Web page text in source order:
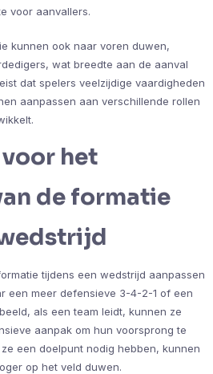
voor aanvallers.
kunnen ook naar voren duwen,
wat breedte aan de aanval
dat spelers veelzijdige vaardigheden
aanpassen aan verschillende rollen
het
de formatie
tijdens een wedstrijd aanpassen
een meer defensieve 3-4-2-1 of een
als een team leidt, kunnen ze
aanpak om hun voorsprong te
een doelpunt nodig hebben, kunnen
op het veld duwen.